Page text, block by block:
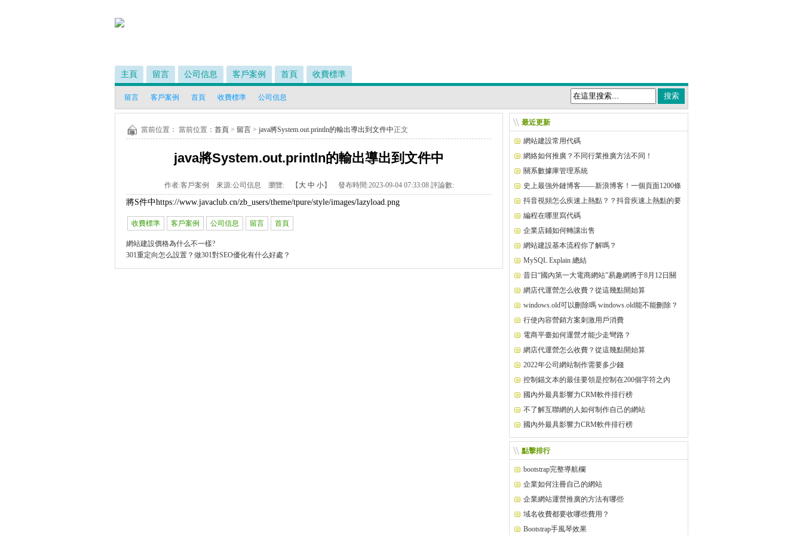
主頁 留言 公司信息 客戶案例 首頁 收費標準
留言 客戶案例 首頁 收費標準 公司信息
當前位置： 當前位置： 首頁 > 留言 > java將System.out.println的輸出導出到文件中正文
java將System.out.println的輸出導出到文件中
作者:客戶案例 來源:公司信息 瀏覽:【 大 中 小】 發布時間:2023-09-04 07:33:08評論數:
將S件中https://www.javaclub.cn/zb_users/theme/tpure/style/images/lazyload.png
收費標準 客戶案例 公司信息 留言 首頁
網站建設價格為什么不一樣?
301重定向怎么設置？做301對SEO優化有什么好處？
最近更新
網站建設常用代碼
網絡如何推廣？不同行業推廣方法不同！
關系數據庫管理系統
史上最強外鏈博客——新浪博客！一個頁面1200條
外鏈抖音視頻怎么疾速上熱點？？抖音疾速上熱點的要
領總結
編程在哪里寫代碼
企業店鋪如何轉讓出售
網站建設基本流程你了解嗎？
MySQL Explain 總結
昔日“國內第一大電商網站”易趣網將于8月12日關
閉！網店代運營怎么收費？從這幾點開始算
windows.old可以刪除嗎 windows.old能不能刪除？
行使內容營銷方案刺激用戶消費
電商平臺如何運營才能少走彎路？
網店代運營怎么收費？從這幾點開始算
2022年公司網站制作需要多少錢
控制錨文本的最佳要領是控制在200個字符之內
國內外最具影響力CRM軟件排行榜
不了解互聯網的人如何制作自己的網站
國內外最具影響力CRM軟件排行榜
點擊排行
bootstrap完整導航欄
企業如何注冊自己的網站
企業網站運營推廣的方法有哪些
域名收費都要收哪些費用？
Bootstrap手風琴效果